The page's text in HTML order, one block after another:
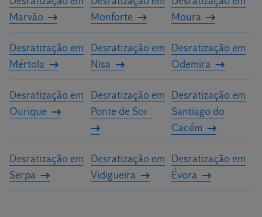
Marvão
Monforte
Moura
Desratização em
Mértola
Desratização em
Nisa
Desratização em
Odemira
Desratização em
Ourique
Desratização em
Ponte de Sor
Desratização em
Santiago do
Cacém
Desratização em
Serpa
Desratização em
Vidigueira
Desratização em
Évora